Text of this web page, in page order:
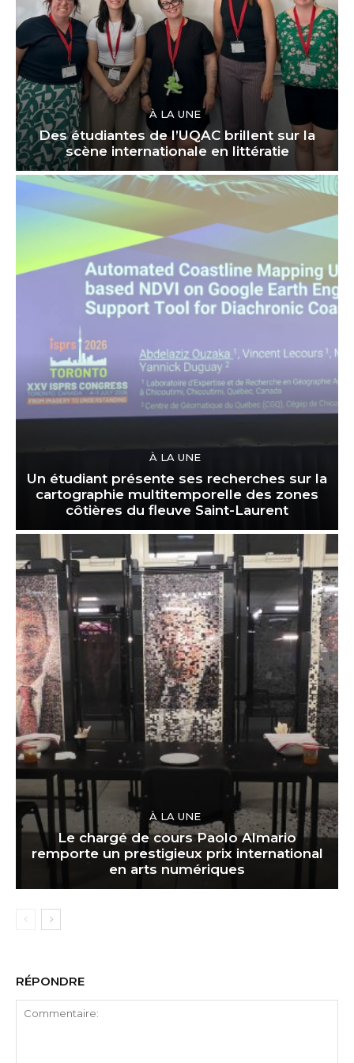
À LA UNE
Des étudiantes de l’UQAC brillent sur la
scène internationale en littératie
À LA UNE
Un étudiant présente ses recherches sur la
cartographie multitemporelle des zones
côtières du fleuve Saint-Laurent
À LA UNE
Le chargé de cours Paolo Almario
remporte un prestigieux prix international
en arts numériques
RÉPONDRE